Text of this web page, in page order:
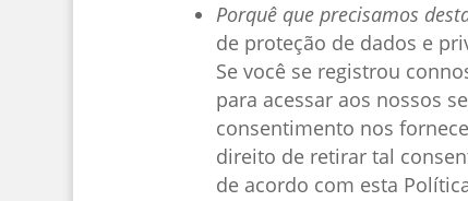
Porquê que precisamos
de proteção de dados e
Se você se registrou
para acessar aos nossos
consentimento nos
direito de retirar tal
de acordo com esta